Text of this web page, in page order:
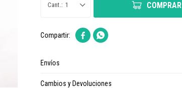
1 COMPRAR
 
Envíos
Cambios y Devoluciones